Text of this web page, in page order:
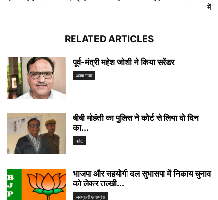
में
RELATED ARTICLES
पूर्व-मंत्री महेश जोशी ने किया सरेंडर
अजब गजब
बीबी मोहंती का पुलिस ने कोर्ट से लिया दो दिन
का...
कोर्ट
भाजपा और सहयोगी दल सुभासपा में निकाय चुनाव
को लेकर तल्खी...
जनप्रहरी एक्सप्रेस